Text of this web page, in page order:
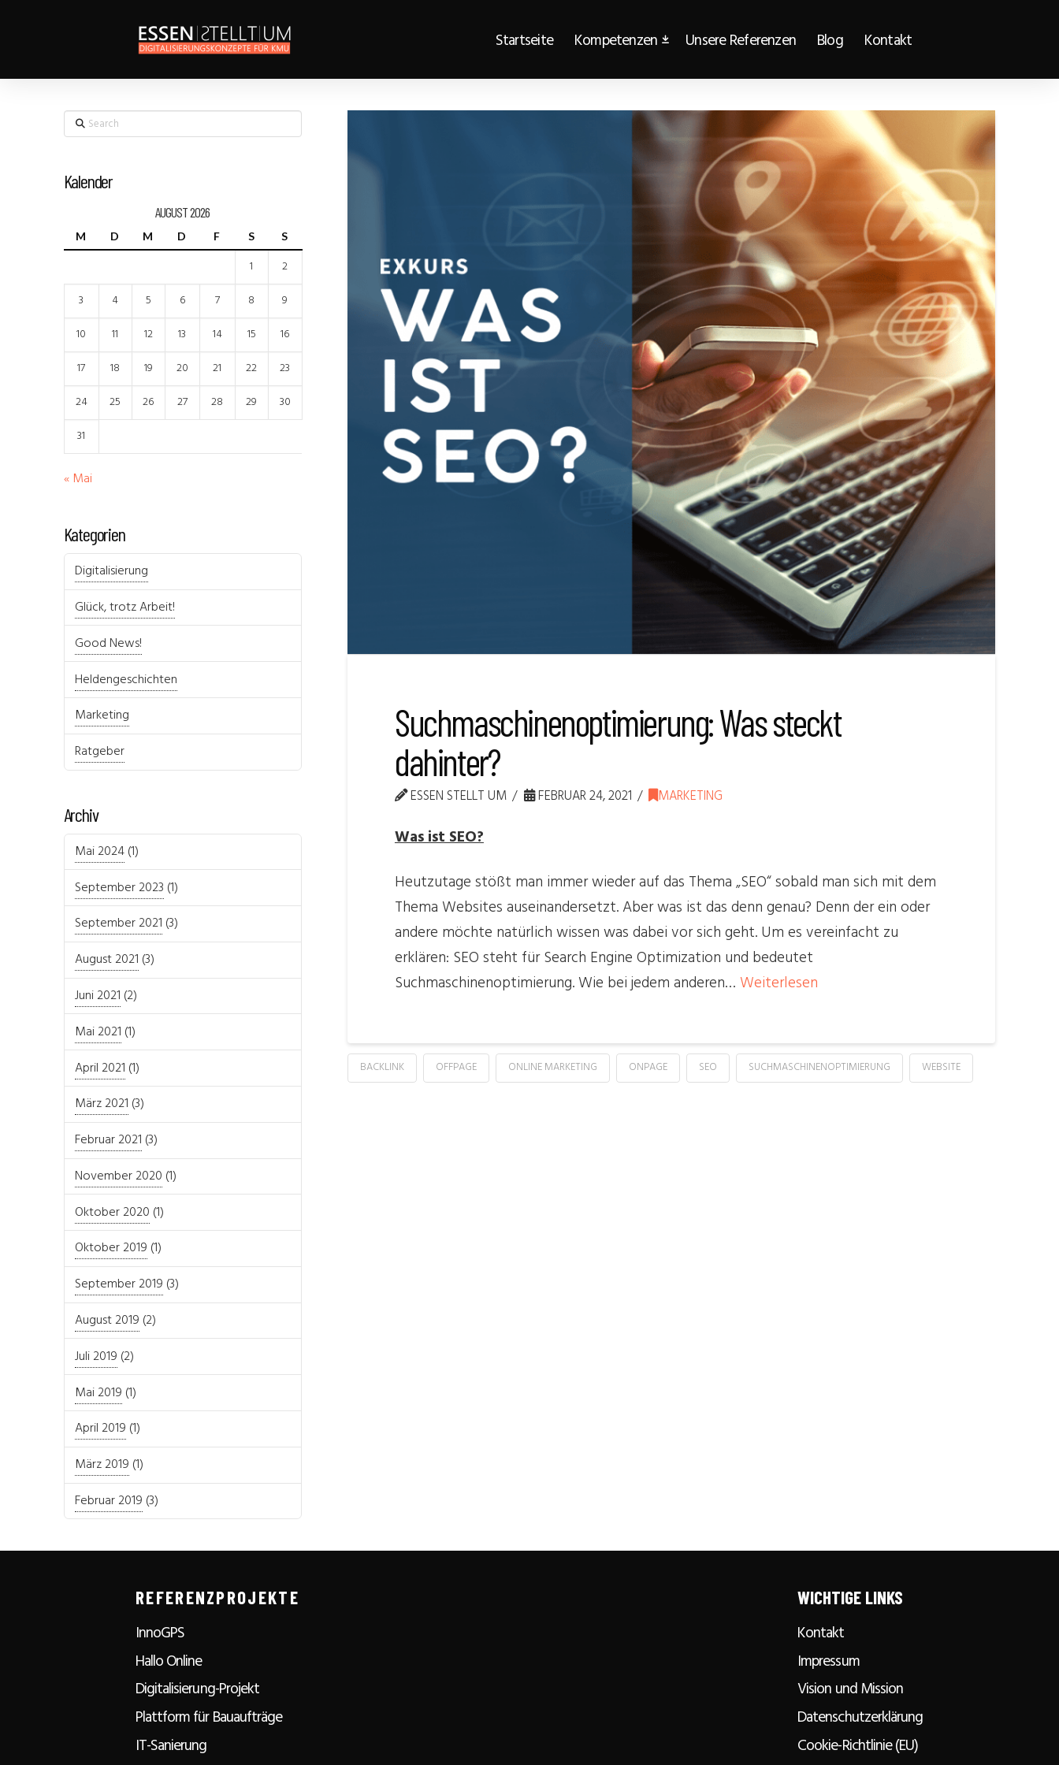
Startseite Kompetenzen Unsere Referenzen Blog Kontakt
Suchmaschinenoptimierung: Was steckt
dahinter?
ESSEN STELLT UM FEBRUAR 24, 2021 MARKETING
Was ist SEO?
Heutzutage stößt man immer wieder auf das Thema „SEO“ sobald man sich mit dem
Thema Websites auseinandersetzt. Aber was ist das denn genau? Denn der ein oder
andere möchte natürlich wissen was dabei vor sich geht. Um es vereinfacht zu
erklären: SEO steht für Search Engine Optimization und bedeutet
Suchmaschinenoptimierung. Wie bei jedem anderen… Weiterlesen
BACKLINK OFFPAGE ONLINE MARKETING ONPAGE SEO SUCHMASCHINENOPTIMIERUNG WEBSITE
Search
Kalender
AUGUST 2026
M D M D F S S
1
2
3
4 5 6 7 8
9
10
11 12 13 14 15
16
17
18 19 20 21 22
23
24
25 26 27 28 29
30
31
« Mai
Kategorien
Digitalisierung
Glück, trotz Arbeit!
Good News!
Heldengeschichten
Marketing
Ratgeber
Archiv
Mai 2024(1)
September 2023 (1)
September 2021 (3)
August 2021 (3)
Juni 2021 (2)
Mai 2021 (1)
April 2021 (1)
März 2021 (3)
Februar 2021 (3)
November 2020 (1)
Oktober 2020 (1)
Oktober 2019 (1)
September 2019 (3)
August 2019 (2)
Juli 2019 (2)
Mai 2019 (1)
April 2019 (1)
März 2019 (1)
Februar 2019 (3)
REFERENZPROJEKTE
InnoGPS
Hallo Online
Digitalisierung-Projekt
Plattform für Bauaufträge
IT-Sanierung
WICHTIGE LINKS
Kontakt
Impressum
Vision und Mission
Datenschutzerklärung
Cookie-Richtlinie (EU)